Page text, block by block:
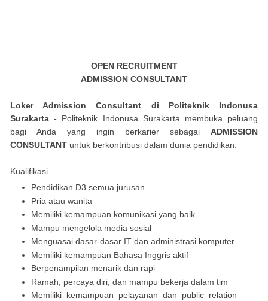
OPEN RECRUITMENT
ADMISSION CONSULTANT
Loker Admission Consultant di Politeknik Indonusa
Surakarta - Politeknik Indonusa Surakarta membuka peluang
bagi Anda yang ingin berkarier sebagai ADMISSION
CONSULTANT untuk berkontribusi dalam dunia pendidikan.
Kualifikasi
Pendidikan D3 semua jurusan
Pria atau wanita
Memiliki kemampuan komunikasi yang baik
Mampu mengelola media sosial
Menguasai dasar-dasar IT dan administrasi komputer
Memiliki kemampuan Bahasa Inggris aktif
Berpenampilan menarik dan rapi
Ramah, percaya diri, dan mampu bekerja dalam tim
Memiliki kemampuan pelayanan dan public relation